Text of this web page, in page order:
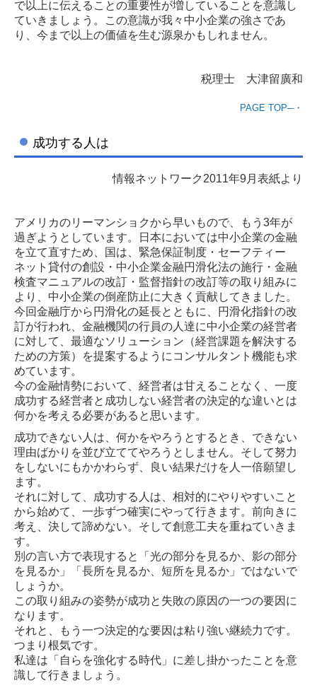
で以上に伝えることの重要性が増していることを意識し
ていきましょう。この意識が我々中小企業の強さであ
り、今まで以上の価値を生む源泉かもしれません。
税理士 大津留廣和
PAGE TOP─・
成功する人は
情報ネットワーク2011年9月表紙より
アメリカのリーマンショクから早いもので、もう3年が
過ぎようとしています。日本においては中小企業の金融
を立て直すため、国は、緊急保証制度・セーフティー
ネット貸付の創設・中小企業金融円滑化法の施行・金融
検査マニュアルの改訂・監督指針の改訂等の取り組みに
より、中小企業の倒産防止に大きく貢献してきました。
今回金融庁から円滑化の延長とともに、円滑化指針の改
訂が行われ、金融機関の行員の人達に中小企業の経営者
に対して、最適なソリューション（経営課題を解決する
ための方策）を提案するようにコンサルタント機能も求
めています。
今の金融情勢において、経営者は甘えることなく、一度
成功する経営者と成功しない経営者の決定的な違いとは
何かを考える必要があると思います。
成功できない人は、何かをやろうとするとき、できない
理由ばかりを並び立ててやろうとしません。そして努力
をしないにもかかわらず、良い結果だけを人一倍願望し
ます。
それに対して、成功する人は、相対的にやりやすいこと
から始めて、一歩ずつ確実にやって行きます。前向きに
考え、決して諦めない。そして創意工夫を重ねていきま
す。
別の言い方で表現すると「光の部分を見るか、影の部分
を見るか」「長所を見るか、短所を見るか」ではないで
しょうか。
この取り組みの姿勢が成功と失敗の原因の一つの要因に
なります。
それと、もう一つ決定的な要因は粘り強い継続力です。
つまり根気です。
私達は「自らを強化する時代」に差し掛かったことを意
識して行きましょう。